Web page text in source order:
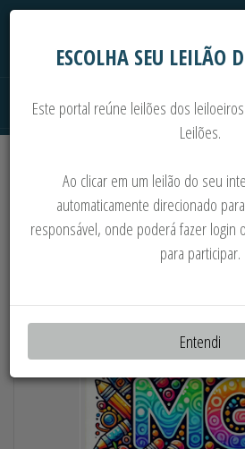
Imoveis Máquinas
VOLTA ÀS AULAS:
ESCOLHA SEU LEILÃO
Este portal reúne leilões dos
Leilões.
Ao clicar em um leilão do seu
automaticamente direcionado
responsável, onde poderá fazer login
para participar.
Entendi